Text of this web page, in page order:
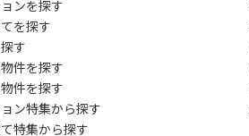
ンを探す
を探す
す
件を探す
件を探す
ン特集から探す
特集から探す